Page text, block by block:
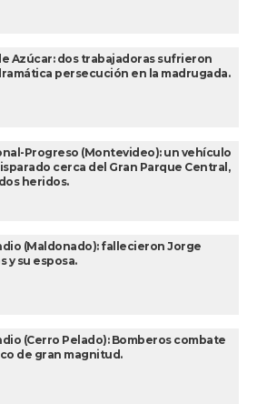
Azúcar: dos trabajadoras sufrieron
persecución en la madrugada.
Progreso (Montevideo): un vehículo
cerca del Gran Parque Central,
heridos.
(Maldonado): fallecieron Jorge
y su esposa.
(Cerro Pelado): Bomberos combate
de gran magnitud.